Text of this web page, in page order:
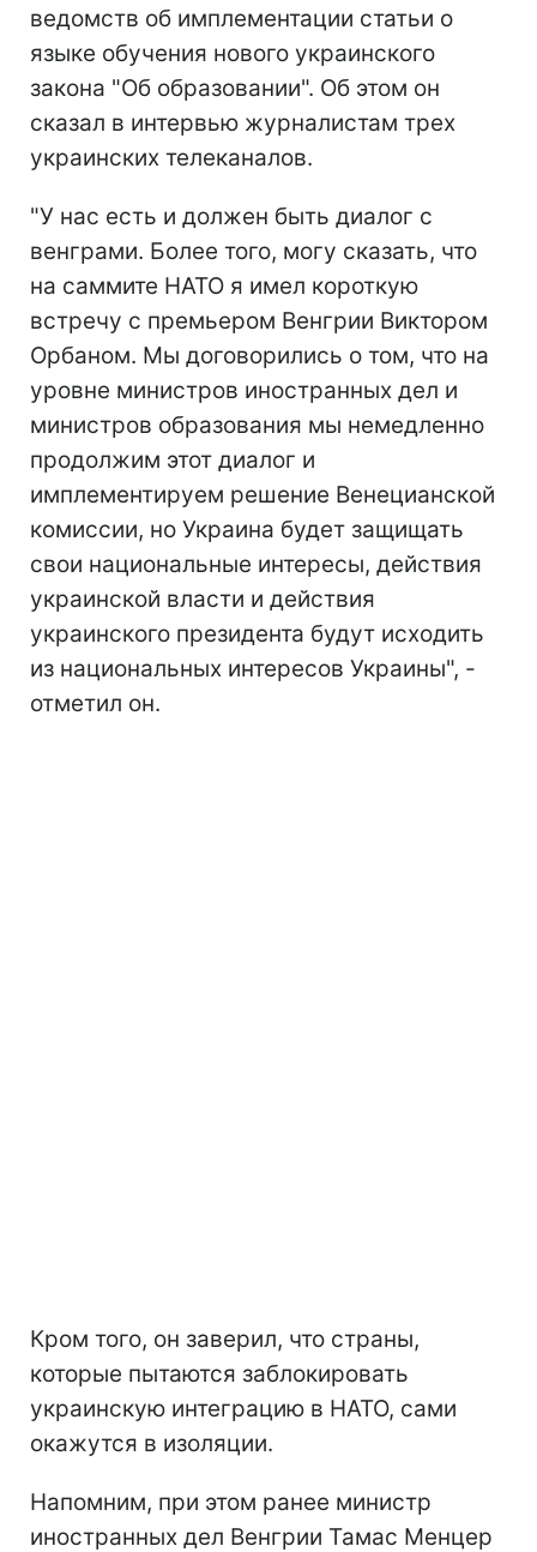
ведомств об имплементации статьи о
языке обучения нового украинского
закона "Об образовании". Об этом он
сказал в интервью журналистам трех
украинских телеканалов.
"У нас есть и должен быть диалог с
венграми. Более того, могу сказать, что
на саммите НАТО я имел короткую
встречу с премьером Венгрии Виктором
Орбаном. Мы договорились о том, что на
уровне министров иностранных дел и
министров образования мы немедленно
продолжим этот диалог и
имплементируем решение Венецианской
комиссии, но Украина будет защищать
свои национальные интересы, действия
украинской власти и действия
украинского президента будут исходить
из национальных интересов Украины", -
отметил он.
Кром того, он заверил, что страны,
которые пытаются заблокировать
украинскую интеграцию в НАТО, сами
окажутся в изоляции.
Напомним, при этом ранее министр
иностранных дел Венгрии Тамас Менцер